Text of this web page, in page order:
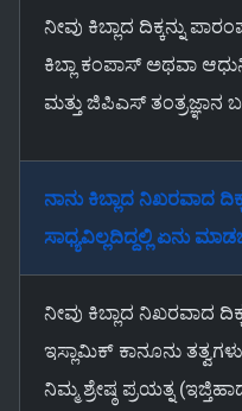
ನೀವು ಕಿಬ್ಲಾದ ದಿಕ್ಕನ್ನು
ಕಿಬ್ಲಾ ಕಂಪಾಸ್ ಅಥವಾ
ಮತ್ತು ಜಿಪಿಎಸ್
ನಾನು ಕಿಬ್ಲಾದ ನಿಖರವಾದ
ಸಾಧ್ಯವಿಲ್ಲದಿದ್ದಲ್ಲಿ ಏನು
ನೀವು ಕಿಬ್ಲಾದ ನಿಖರವಾದ
ಇಸ್ಲಾಮಿಕ್ ಕಾನೂನು
ನಿಮ್ಮ ಶ್ರೇಷ್ಠ ಪ್ರಯತ್ನ